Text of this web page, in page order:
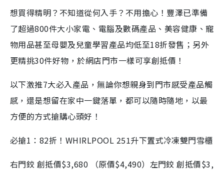
想買得精明？不知道從何入手？不用擔心！豐澤已準備
了超過800件大小家電、電腦及數碼產品、美容健康、寵
物用品甚至母嬰及兒童學習產品均低至18折發售；另外
更精挑30件好物，於網店門市一樣可享創抵價！
以下激推7大必入產品，無論你想親身到門市感受產品觸
感，還是想留在家中一鍵落單，都可以隨時隨地，以最
方便的方式搶購心頭好！
必搶1：82折！WHIRLPOOL 251升下置式冷凍雙門雪櫃
右門鉸 創抵價$3,680 （原價$4,490）左門鉸 創抵價$3,